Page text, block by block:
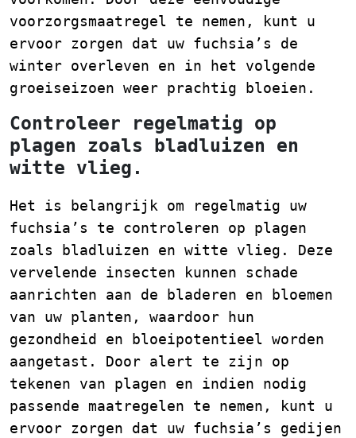
voorzorgsmaatregel te nemen, kunt u
ervoor zorgen dat uw fuchsia’s de
winter overleven en in het volgende
groeiseizoen weer prachtig bloeien.
Controleer regelmatig op
plagen zoals bladluizen en
witte vlieg.
Het is belangrijk om regelmatig uw
fuchsia’s te controleren op plagen
zoals bladluizen en witte vlieg. Deze
vervelende insecten kunnen schade
aanrichten aan de bladeren en bloemen
van uw planten, waardoor hun
gezondheid en bloeipotentieel worden
aangetast. Door alert te zijn op
tekenen van plagen en indien nodig
passende maatregelen te nemen, kunt u
ervoor zorgen dat uw fuchsia’s gedijen